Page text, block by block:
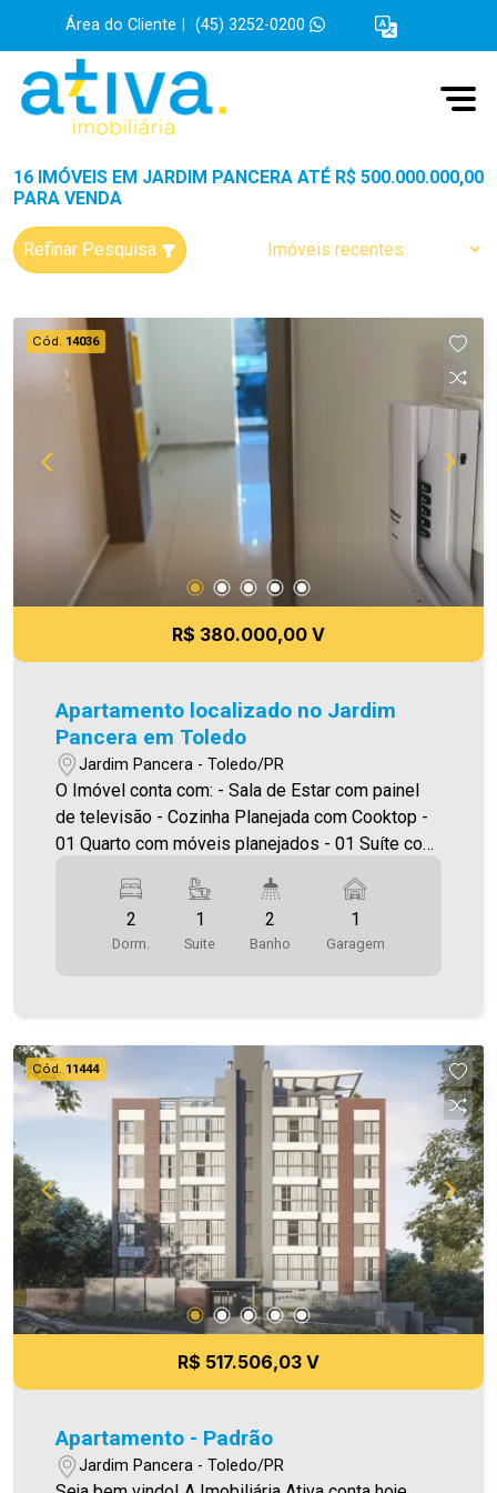
Área do Cliente (45) 3252-0200
16 IMÓVEIS EM JARDIM PANCERA ATÉ R$ 500.000.000,00
PARA VENDA
Refinar Pesquisa
Cód. 14036
R$ 380.000,00 V
Apartamento localizado no Jardim
Pancera em Toledo
Jardim Pancera - Toledo/PR
O Imóvel conta com: - Sala de Estar com painel
de televisão - Cozinha Planejada com Cooktop -
01 Quarto com móveis planejados - 01 Suíte com
de serviço com tanque - Sacada com
churrasqueira - 01 vaga de garagem Área
privativa 62,00m² A Imobiliária Ativa possui hoje
oportunidade, agende uma visita! Imobiliária Ativa
| Sinta-se em casa! - As informações aqui
prestadas são verdadeiras, todavia, reservamo-
nos o direito de corrigir qualquer erro de
digitação e/ou ortografia, bem como alteração
dos preços e imagens. Fotos meramente
ilustrativas
2
Dorm.
1
Suite
2
Banho
1
Garagem
Cód. 11444
R$ 517.506,03 V
Apartamento - Padrão
Jardim Pancera - Toledo/PR